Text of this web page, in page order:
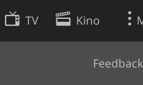
TV Kino